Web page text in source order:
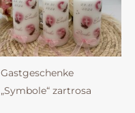
Gastgeschenke
„Symbole“ zartrosa